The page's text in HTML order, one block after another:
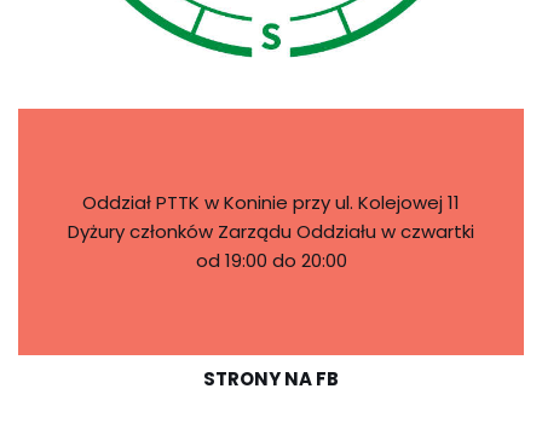
Oddział PTTK w Koninie przy ul. Kolejowej 11
Dyżury członków Zarządu Oddziału w czwartki
od 19:00 do 20:00
STRONY NA FB